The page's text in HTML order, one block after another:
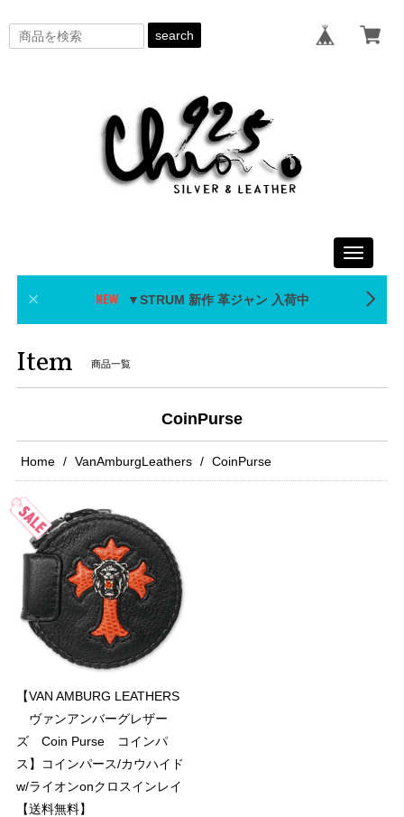
search
Toggle
▼STRUM 新作 革ジャン 入荷中
Item 商品一覧
CoinPurse
Home VanAmburgLeathers CoinPurse
【VAN AMBURG LEATHERS
ヴァンアンバーグレザー
ズ Coin Purse コインパ
ス】コインパース/カウハイド
w/ライオンonクロスインレイ
【送料無料】